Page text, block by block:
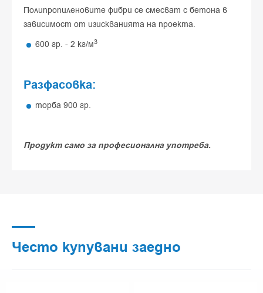
Полипропиленовите фибри се смесват с бетона в
зависимост от изискванията на проекта.
600 гр. - 2 кг/м3
Разфасовка:
торба 900 гр.
Продукт само за професионална употреба.
Често купувани заедно